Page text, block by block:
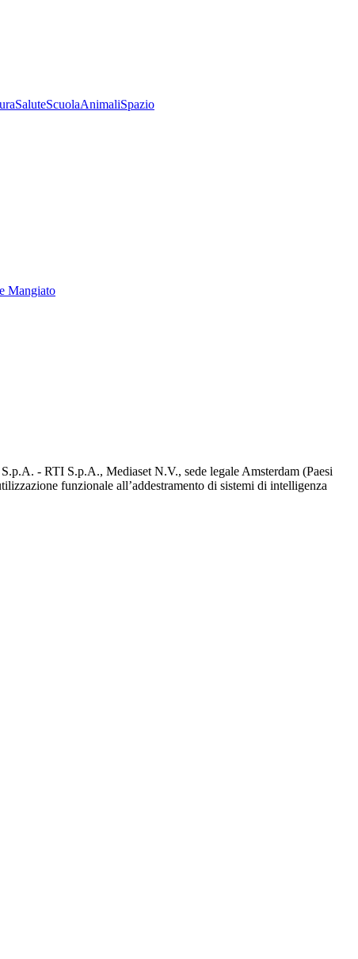
SaluteScuolaAnimaliSpazio
Mangiato
- RTI S.p.A., Mediaset N.V., sede legale Amsterdam (Paesi
funzionale all’addestramento di sistemi di intelligenza